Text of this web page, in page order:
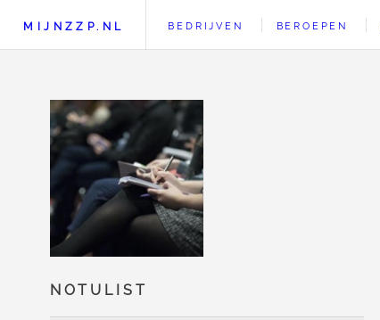
NOTULIST
MIJNZZP.NL BEDRIJVEN BEROEPEN